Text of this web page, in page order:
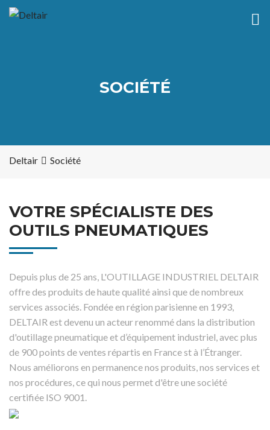
SOCIÉTÉ
Deltair Société
VOTRE SPÉCIALISTE DES
OUTILS PNEUMATIQUES
Depuis plus de 25 ans, L'OUTILLAGE INDUSTRIEL DELTAIR
offre des produits de haute qualité ainsi que de nombreux
services associés. Fondée en région parisienne en 1993,
DELTAIR est devenu un acteur renommé dans la distribution
d'outillage pneumatique et d’équipement industriel, avec plus
de 900 points de ventes répartis en France st à l’Étranger.
Nous améliorons en permanence nos produits, nos services et
nos procédures, ce qui nous permet d'être une société
certifiée ISO 9001.